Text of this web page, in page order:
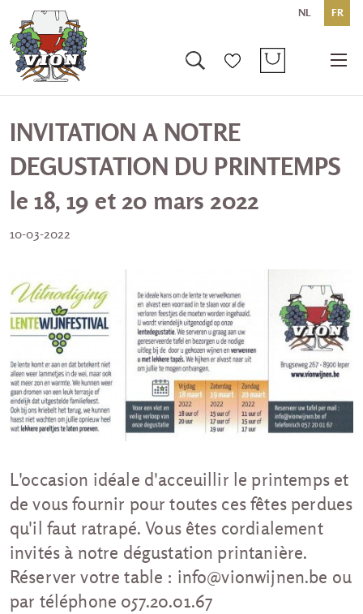
NL FR
INVITATION A NOTRE
DEGUSTATION DU PRINTEMPS
le 18, 19 et 20 mars 2022
10-03-2022
L'occasion idéale d'acceuillir le printemps et
de vous fournir pour toutes ces fêtes perdues
qu'il faut ratrapé. Vous êtes cordialement
invités à notre dégustation printanière.
Réserver votre table : info@vionwijnen.be ou
par téléphone 057.20.01.67